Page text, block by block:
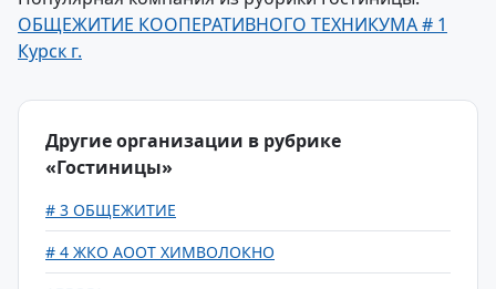
ОБЩЕЖИТИЕ КООПЕРАТИВНОГО ТЕХНИКУМА # 1
Курск г.
Другие организации в рубрике
«Гостиницы»
# 3 ОБЩЕЖИТИЕ
# 4 ЖКО АООТ ХИМВОЛОКНО